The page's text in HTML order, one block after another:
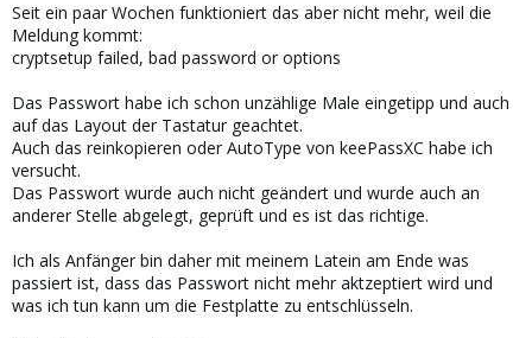
Seit ein paar Wochen funktioniert das aber nicht mehr, weil die
Meldung kommt:
cryptsetup failed, bad password or options
Das Passwort habe ich schon unzählige Male eingetipp und auch
auf das Layout der Tastatur geachtet.
Auch das reinkopieren oder AutoType von keePassXC habe ich
versucht.
Das Passwort wurde auch nicht geändert und wurde auch an
anderer Stelle abgelegt, geprüft und es ist das richtige.
Ich als Anfänger bin daher mit meinem Latein am Ende was
passiert ist, dass das Passwort nicht mehr aktzeptiert wird und
was ich tun kann um die Festplatte zu entschlüsseln.